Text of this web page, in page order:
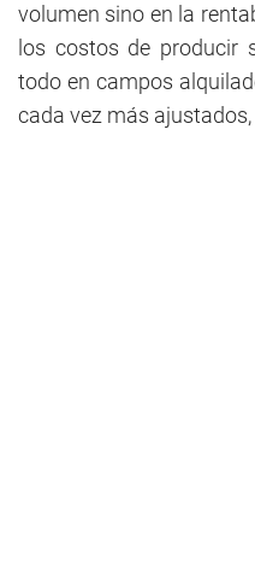
volumen sino en la
los costos de producir
todo en campos
cada vez más